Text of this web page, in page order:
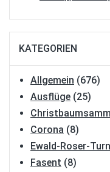
KATEGORIEN
Allgemein (676)
Ausflüge (25)
Corona (8)
Ewald-Roser-
Fasent (8)